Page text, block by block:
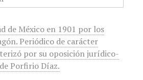
de México en 1901 por los
Periódico de carácter
por su oposición jurídico-
Porfirio Díaz.